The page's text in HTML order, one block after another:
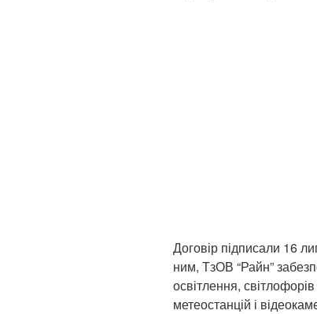
Договір підписали 16
ним, ТзОВ “Райн”
освітлення,
метеостанцій і